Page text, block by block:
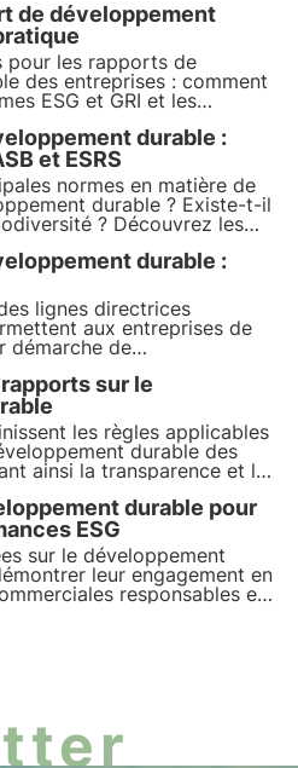
de développement
pour les rapports de
des entreprises : comment
ESG et GRI et les
un avenir plus vert et plus
3Bee pour votre rapport
durable :
et ESRS
normes en matière de
durable ? Existe-t-il
? Découvrez les
dans cet article.
Pills from the Oasis,
3Bee pour les
durable.
durable :
lignes directrices
aux entreprises de
démarche de
de manière transparente et
dans cet article leur
et la nouvelle
rapports sur le
les règles applicables
durable des
ainsi la transparence et la
sur tous les aspects ESG.
ce qu'elles sont et
durable pour
ESG
sur le développement
leur engagement en
responsables et
le rapport de